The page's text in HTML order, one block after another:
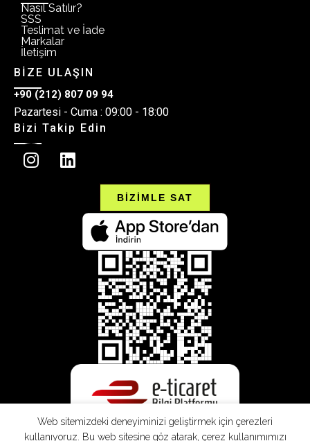
Nasıl Satılır?
SSS
Teslimat ve İade
Markalar
İletişim
BİZE ULAŞIN
+90 (212) 807 09 94
Pazartesi - Cuma : 09:00 - 18:00
Bizi Takip Edin
BİZİMLE SAT
Web sitemizdeki deneyiminizi geliştirmek için çerezleri
kullanıyoruz. Bu web sitesine göz atarak, çerez kullanımımızı